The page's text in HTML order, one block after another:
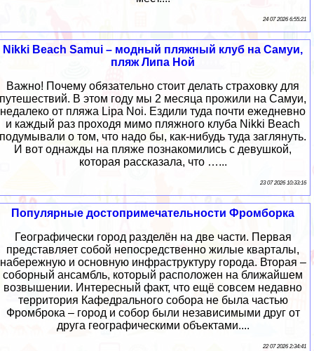
24 07 2026 6:55:21
Nikki Beach Samui – модный пляжный клуб на Самуи,
пляж Липа Ной
Важно! Почему обязательно стоит делать страховку для
путешествий. В этом году мы 2 месяца прожили на Самуи,
недалеко от пляжа Lipa Noi. Ездили туда почти ежедневно
и каждый раз проходя мимо пляжного клуба Nikki Beach
подумывали о том, что надо бы, как-нибудь туда заглянуть.
И вот однажды на пляже познакомились с девушкой,
которая рассказала, что …...
23 07 2026 10:33:16
Популярные достопримечательности Фромборка
Географически город разделён на две части. Первая
представляет собой непосредственно жилые кварталы,
набережную и основную инфраструктуру города. Вторая –
соборный ансамбль, который расположен на ближайшем
возвышении. Интересный факт, что ещё совсем недавно
территория Кафедрального собора не была частью
Фромброка – город и собор были независимыми друг от
друга географическими объектами....
22 07 2026 2:34:41